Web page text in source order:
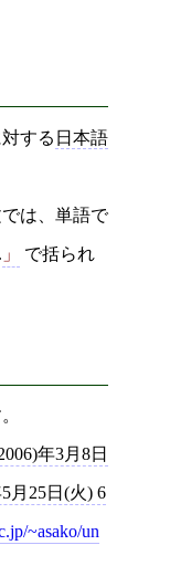
する 日本語
は、単語で
」 で括られ
年3月8日
月25日(火) 6
~asako/un